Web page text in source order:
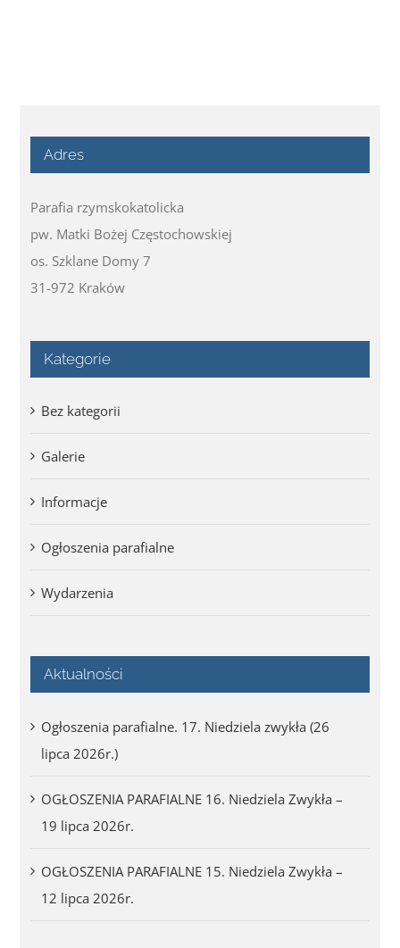
Adres
Parafia rzymskokatolicka
pw. Matki Bożej Częstochowskiej
os. Szklane Domy 7
31-972 Kraków
Kategorie
Bez kategorii
Galerie
Informacje
Ogłoszenia parafialne
Wydarzenia
Aktualności
Ogłoszenia parafialne. 17. Niedziela zwykła (26
lipca 2026r.)
OGŁOSZENIA PARAFIALNE 16. Niedziela Zwykła –
19 lipca 2026r.
OGŁOSZENIA PARAFIALNE 15. Niedziela Zwykła –
12 lipca 2026r.